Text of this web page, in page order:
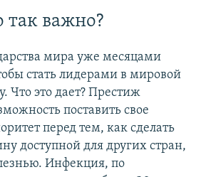
так важно?
мира уже месяцами
стать лидерами в мировой
Что это дает? Престиж
поставить свое
перед тем, как сделать
доступной для других стран,
Инфекция, по